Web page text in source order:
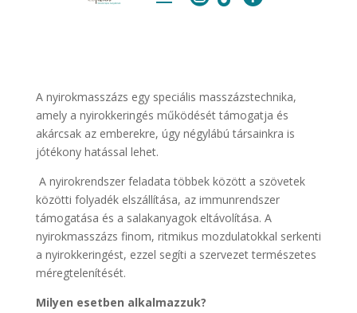
A nyirokmasszázs egy speciális masszázstechnika,
amely a nyirokkeringés működését támogatja és
akárcsak az emberekre, úgy négylábú társainkra is
jótékony hatással lehet.
A nyirokrendszer feladata többek között a szövetek
közötti folyadék elszállítása, az immunrendszer
támogatása és a salakanyagok eltávolítása. A
nyirokmasszázs finom, ritmikus mozdulatokkal serkenti
a nyirokkeringést, ezzel segíti a szervezet természetes
méregtelenítését.
Milyen esetben alkalmazzuk?